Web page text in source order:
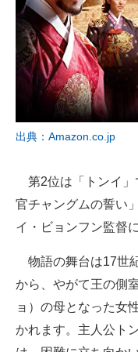
出典：Amazon.co.jp
第2位は「トンイ」
官チャングムの誓い
イ・ビョンフン監督
物語の舞台は17世
から、やがて王の側
ョ）の母となった女
かれます。主人公ト